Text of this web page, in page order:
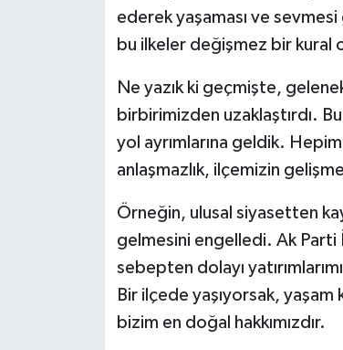
ederek yaşaması ve
bu ilkeler değişmez bir kural
Ne yazık ki geçmişte,
birbirimizden uzaklaştırdı.
yol ayrımlarına geldik.
anlaşmazlık, ilçemizin
Örneğin, ulusal siyasetten
gelmesini engelledi. Ak Parti
sebepten dolayı
Bir ilçede yaşıyorsak, yaşam
bizim en doğal hakkımızdır.